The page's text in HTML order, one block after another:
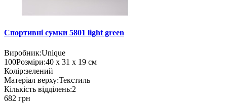
Спортивні сумки 5801 light green
Виробник:Unique
100Розміри:40 х 31 х 19 см
Колір:зелений
Матеріал верху:Текстиль
Кількість відділень:2
682 грн